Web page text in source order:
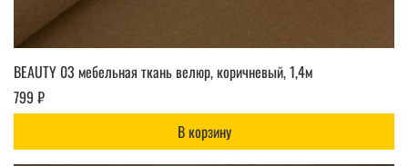
BEAUTY 03 мебельная ткань велюр, коричневый, 1,4м
799 ₽
В корзину